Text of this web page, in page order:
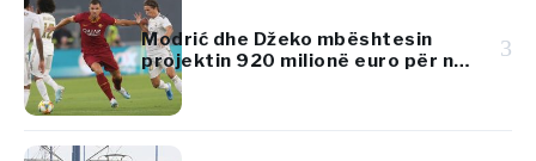
Modrić dhe Džeko mbështesin
projektin 920 milionë euro për një
resort luksoz në Adriatik
3